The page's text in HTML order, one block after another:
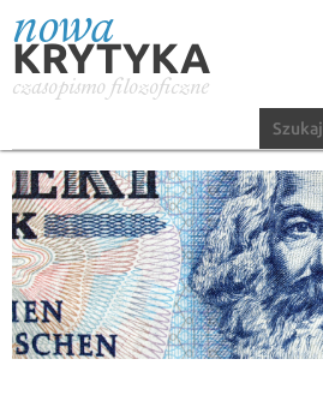
nowa
KRYTYKA
czasopismo filozoficzne